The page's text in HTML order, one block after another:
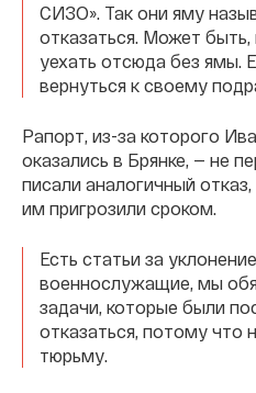
СИЗО». Так они яму
отказаться. Может быть,
уехать отсюда без ямы.
вернуться к своему
Рапорт, из-за которого
оказались в Брянке, — не
писали аналогичный
им пригрозили сроком.
Есть статьи за
военнослужащие, мы
задачи, которые были
отказаться, потому что
тюрьму.